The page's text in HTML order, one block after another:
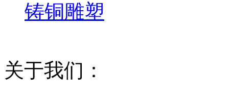
铸铜雕塑
关于我们：